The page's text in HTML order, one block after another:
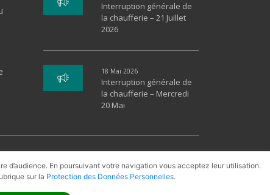
Interruption générale de
la chaufferie – 21 Juillet
2026
18 Mai 2026
Interruption générale de
la chaufferie – Mercredi
20 Mai
d’audience. En poursuivant votre navigation vous acceptez leur utilisation.
sur la Protection des Données Personnelles.